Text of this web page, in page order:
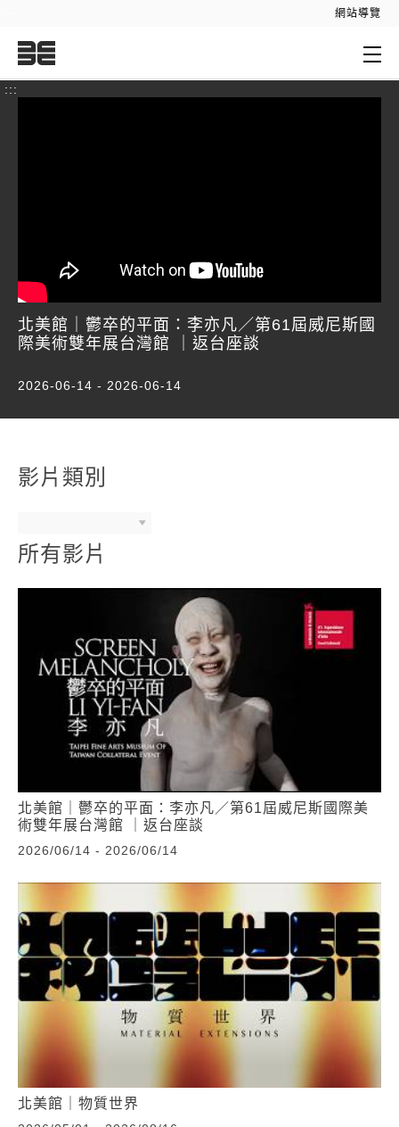
網站導覽
:::
北美館｜鬱卒的平面：李亦凡／第61屆威尼斯國
際美術雙年展台灣館 ｜返台座談
2026-06-14 - 2026-06-14
影片類別
所有影片
北美館｜鬱卒的平面：李亦凡／第61屆威尼斯國際美
術雙年展台灣館 ｜返台座談
2026/06/14 - 2026/06/14
北美館｜物質世界